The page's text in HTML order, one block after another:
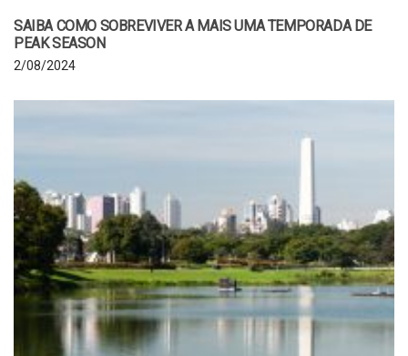
SAIBA COMO SOBREVIVER A MAIS UMA TEMPORADA DE
PEAK SEASON
2/08/2024